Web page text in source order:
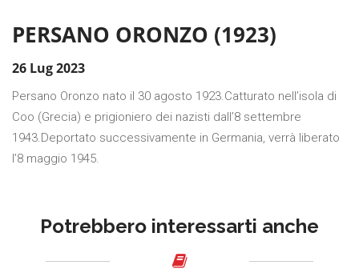
PERSANO ORONZO (1923)
26 Lug 2023
Persano Oronzo nato il 30 agosto 1923.Catturato nell’isola di
Coo (Grecia) e prigioniero dei nazisti dall’8 settembre
1943.Deportato successivamente in Germania, verrà liberato
l’8 maggio 1945.
Potrebbero interessarti anche